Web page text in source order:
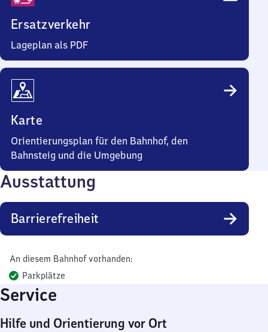
Ersatzverkehr
Lageplan als PDF
Karte
Orientierungsplan für den Bahnhof, den
Bahnsteig und die Umgebung
Ausstattung
Barrierefreiheit
An diesem Bahnhof vorhanden:
Parkplätze
Service
Hilfe und Orientierung vor Ort